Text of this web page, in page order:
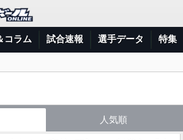
コラム 試合速報 選手データ 特集
人気順